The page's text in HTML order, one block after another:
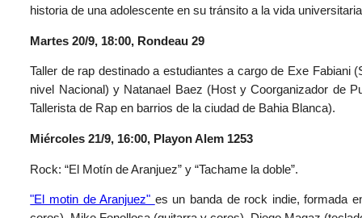
historia de una adolescente en su tránsito a la vida
Martes 20/9, 18:00, Rondeau 29
Taller de rap destinado a estudiantes a cargo de Exe Fabiani
nivel Nacional) y Natanael Baez (Host y Coorganizador de
Tallerista de Rap en barrios de la ciudad de Bahia Blanca).
Miércoles 21/9, 16:00, Playon Alem 1253
Rock: “El Motín de Aranjuez” y “Tachame la doble”.
"El motin de Aranjuez" es un banda de rock indie, formada